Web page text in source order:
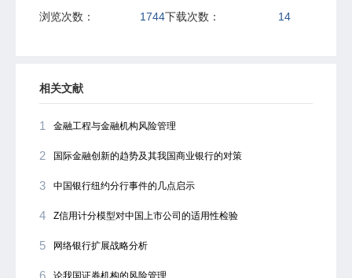
浏览次数： 1744下载次数： 14
相关文献
1 金融工程与金融机构风险管理
2 国际金融创新的趋势及其我国商业银行的对策
3 中国银行纽约分行事件的几点启示
4 Z信用计分模型对中国上市公司的适用性检验
5 网络银行扩展战略分析
6 论我国证券机构的风险管理